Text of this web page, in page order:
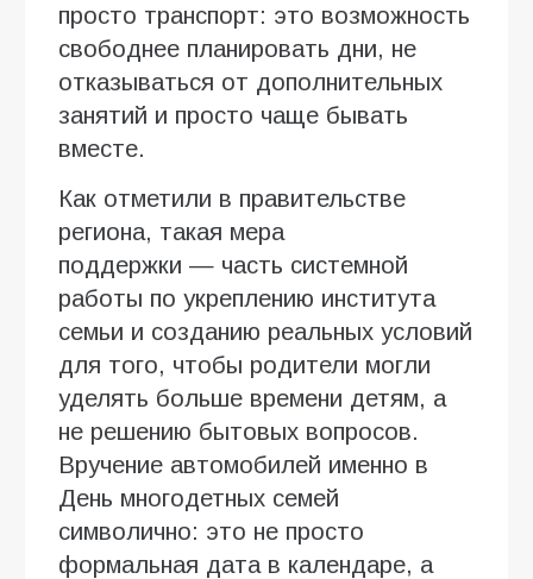
просто транспорт: это возможность
свободнее планировать дни, не
отказываться от дополнительных
занятий и просто чаще бывать
вместе.
Как отметили в правительстве
региона, такая мера
поддержки — часть системной
работы по укреплению института
семьи и созданию реальных условий
для того, чтобы родители могли
уделять больше времени детям, а
не решению бытовых вопросов.
Вручение автомобилей именно в
День многодетных семей
символично: это не просто
формальная дата в календаре, а